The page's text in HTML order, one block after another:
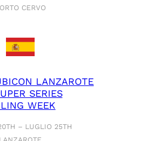
CERVO
LANZAROTE
SERIES
WEEK
– LUGLIO 25TH